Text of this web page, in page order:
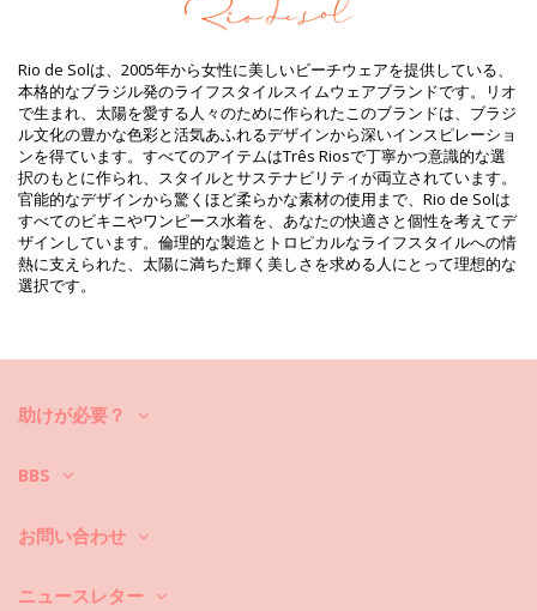
商品情報
パッケージを含む: 1 x ビキニトップ (他の装飾品は含まれていませ
ん。 )
HS CODE: 6112.41.0010
SKU: 1981096628
EAN: XS (7899810059024), S (7899810059031), M (7899810059048),
L (7899810059055), XL (7899810059062)
柄の参照 : RDS 2013 LISTRADINHO
重さ : 55g / 0.12lb / 1.94oz
カットにより柄が異なることがあります。
補正された写真
新しいビキニセットで数シーズン中楽しんでみたいですか？もしそうな
ニセットを楽しみたいのでしたら、良質な生地を選ぶのはもちろん、そ
れを何年か長持ちさせるにはどうしたら良いのでしょうか？
まず第一に：ザラザラした表面はお避け下さい。座ったり横になったり
を傷めることがあります。
洗い流して下さい。常に手洗いでの洗濯をお勧めします。汚れ除去剤な
Rio de Solは、2005年から女性に美しいビーチウェアを提供している、
本格的なブラジル発のライフスタイルスイムウェアブランドです。リオ
で生まれ、太陽を愛する人々のために作られたこのブランドは、ブラジ
ル文化の豊かな色彩と活気あふれるデザインから深いインスピレーショ
ンを得ています。すべてのアイテムはTrês Riosで丁寧かつ意識的な選
択のもとに作られ、スタイルとサステナビリティが両立されています。
官能的なデザインから驚くほど柔らかな素材の使用まで、Rio de Solは
すべてのビキニやワンピース水着を、あなたの快適さと個性を考えてデ
ザインしています。倫理的な製造とトロピカルなライフスタイルへの情
熱に支えられた、太陽に満ちた輝く美しさを求める人にとって理想的な
選択です。
助けが必要？
BBS
お問い合わせ
ニュースレター